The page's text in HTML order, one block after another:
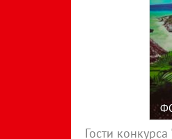
Гости